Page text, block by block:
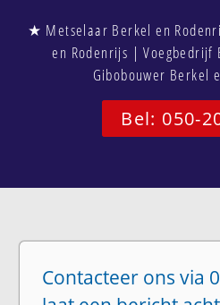
★ Metselaar Berkel en
en Rodenrijs | Voegbedrijf
Gibobouwer Berkel
Bel: 050-
Contacteer ons via